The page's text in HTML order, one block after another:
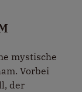
mystische
Vorbei
der